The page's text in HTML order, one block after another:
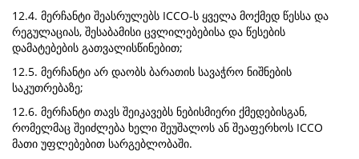
12.4. მერჩანტი შეასრულებს ICCO-ს ყველა მოქმედ წესსა და
რეგულაციას, შესაბამისი ცვლილებებისა და წესების
დამატებების გათვალისწინებით;
12.5. მერჩანტი არ დაობს ბარათის სავაჭრო ნიშნების
საკუთრებაზე;
12.6. მერჩანტი თავს შეიკავებს ნებისმიერი ქმედებისგან,
რომელმაც შეიძლება ხელი შეუშალოს ან შეაფერხოს ICCO
მათი უფლებებით სარგებლობაში.